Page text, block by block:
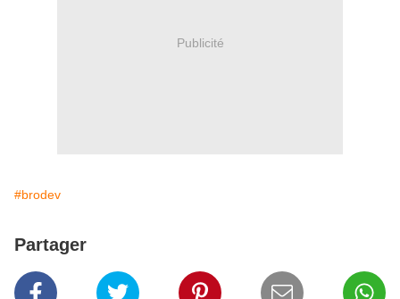
Publicité
#brodev
Partager